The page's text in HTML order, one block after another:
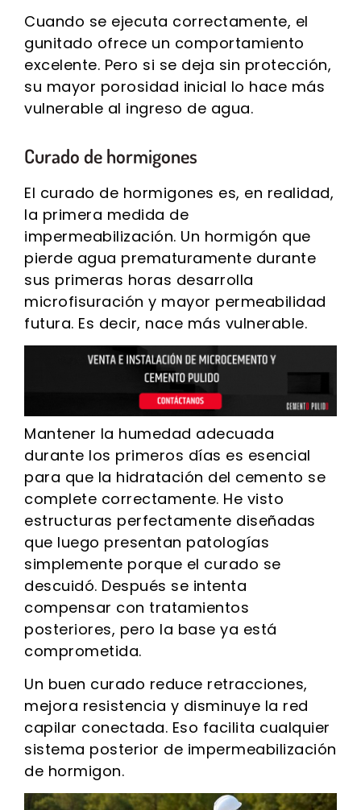
Cuando se ejecuta correctamente, el
gunitado ofrece un comportamiento
excelente. Pero si se deja sin protección,
su mayor porosidad inicial lo hace más
vulnerable al ingreso de agua.
Curado de hormigones
El curado de hormigones es, en realidad,
la primera medida de
impermeabilización. Un hormigón que
pierde agua prematuramente durante
sus primeras horas desarrolla
microfisuración y mayor permeabilidad
futura. Es decir, nace más vulnerable.
Mantener la humedad adecuada
durante los primeros días es esencial
para que la hidratación del cemento se
complete correctamente. He visto
estructuras perfectamente diseñadas
que luego presentan patologías
simplemente porque el curado se
descuidó. Después se intenta
compensar con tratamientos
posteriores, pero la base ya está
comprometida.
Un buen curado reduce retracciones,
mejora resistencia y disminuye la red
capilar conectada. Eso facilita cualquier
sistema posterior de impermeabilización
de hormigon.